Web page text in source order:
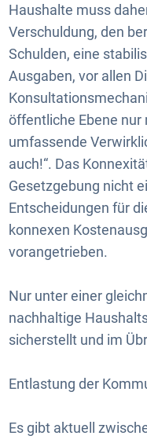
Haushalte muss
Verschuldung, den
Schulden, eine
Ausgaben, vor allen
öffentliche Ebene
umfassende
auch!“. Das
Gesetzgebung nicht
Entscheidungen für
konnexen
vorangetrieben.
Nur unter einer
nachhaltige
sicherstellt und im
Entlastung der
Es gibt aktuell